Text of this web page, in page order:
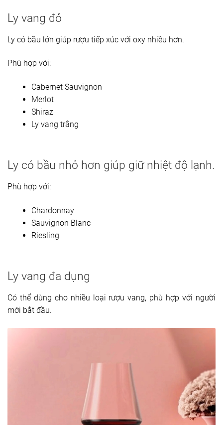
Ly vang đỏ
Ly có bầu lớn giúp rượu tiếp xúc với oxy nhiều hơn.
Phù hợp với:
Cabernet Sauvignon
Merlot
Shiraz
Ly vang trắng
Ly có bầu nhỏ hơn giúp giữ nhiệt độ lạnh.
Phù hợp với:
Chardonnay
Sauvignon Blanc
Riesling
Ly vang đa dụng
Có thể dùng cho nhiều loại rượu vang, phù hợp với người
mới bắt đầu.